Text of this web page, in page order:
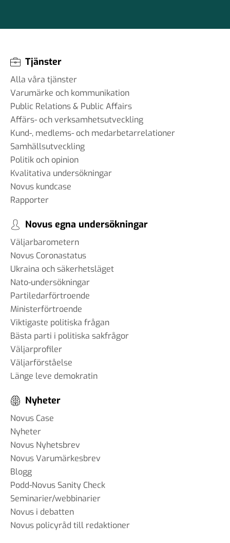
Tjänster
Alla våra tjänster
Varumärke och kommunikation
Public Relations & Public Affairs
Affärs- och verksamhetsutveckling
Kund-, medlems- och medarbetarrelationer
Samhällsutveckling
Politik och opinion
Kvalitativa undersökningar
Novus kundcase
Rapporter
Novus egna undersökningar
Väljarbarometern
Novus Coronastatus
Ukraina och säkerhetsläget
Nato-undersökningar
Partiledarförtroende
Ministerförtroende
Viktigaste politiska frågan
Bästa parti i politiska sakfrågor
Väljarprofiler
Väljarförståelse
Länge leve demokratin
Nyheter
Novus Case
Nyheter
Novus Nyhetsbrev
Novus Varumärkesbrev
Blogg
Podd-Novus Sanity Check
Seminarier/webbinarier
Novus i debatten
Novus policyråd till redaktioner